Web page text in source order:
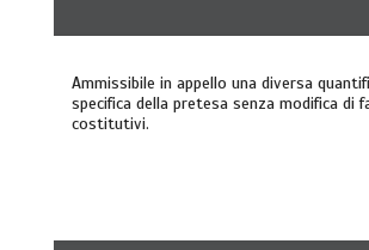
Ammissibile in appello una diversa
specifica della pretesa senza modifica di
costitutivi.